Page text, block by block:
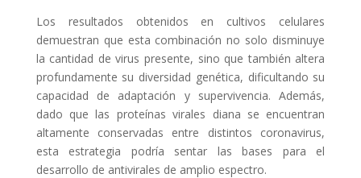
Los resultados obtenidos en cultivos celulares
demuestran que esta combinación no solo disminuye
la cantidad de virus presente, sino que también altera
profundamente su diversidad genética, dificultando su
capacidad de adaptación y supervivencia. Además,
dado que las proteínas virales diana se encuentran
altamente conservadas entre distintos coronavirus,
esta estrategia podría sentar las bases para el
desarrollo de antivirales de amplio espectro.